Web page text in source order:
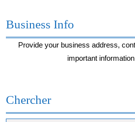
Business Info
Provide your business address,
important
Chercher